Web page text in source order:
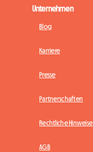
Unternehmen
Blog
Karriere
Presse
Partnerschaften
Rechtliche Hinweise
AGB